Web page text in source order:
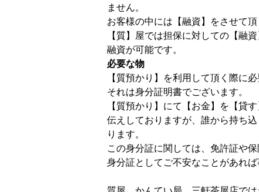
ません。
お客様の中には【融資】をさせて
【質】屋では担保に対しての【融
融資が可能です。
必要な物
【質預かり】を利用して頂く際に
それは身分証明書でございます。
【質預かり】にて【お金】を【貸
伝えしておりますが、誰から持ち
ります。
この身分証に関しては、免許証や
身分証としてご不安なことがあれ